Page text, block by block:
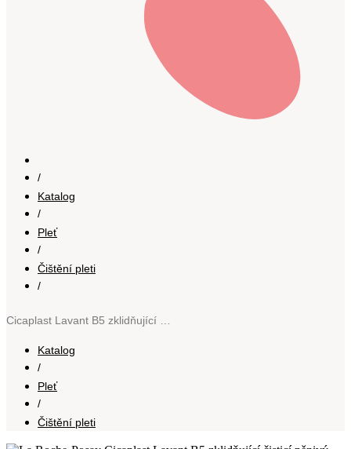
/
Katalog
/
Pleť
/
Čištění pleti
/
Katalog
/
Pleť
/
Čištění pleti